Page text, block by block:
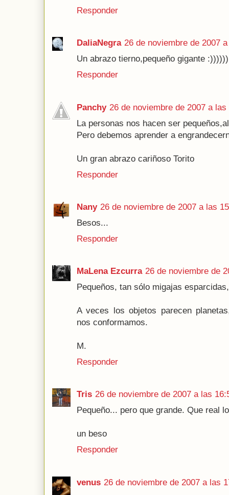
Responder
DaliaNegra 26 de noviembre de 2007
Un abrazo tierno,pequeño gigante :))))))
Responder
Panchy 26 de noviembre de 2007 a las
La personas nos hacen ser
Pero debemos aprender a
Un gran abrazo cariñoso Torito
Responder
Nany 26 de noviembre de 2007 a las
Besos...
Responder
MaLena Ezcurra 26 de noviembre de
Pequeños, tan sólo migajas
A veces los objetos parecen
nos conformamos.
M.
Responder
Tris 26 de noviembre de 2007 a las
Pequeño... pero que grande. Que real
un beso
Responder
venus 26 de noviembre de 2007 a las